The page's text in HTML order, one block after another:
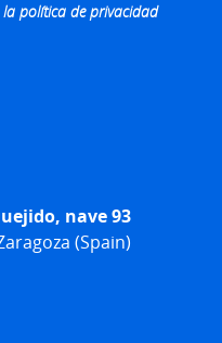
la política de privacidad
nave 93
(Spain)